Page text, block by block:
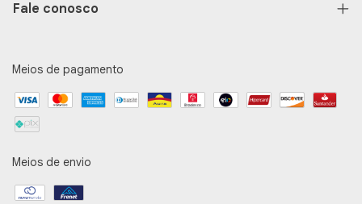
Fale conosco
Meios de pagamento
Meios de envio